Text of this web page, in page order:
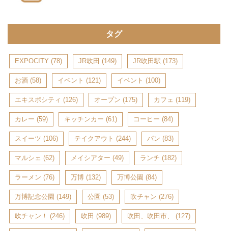
タグ
EXPOCITY (78) JR吹田 (149) JR吹田駅 (173)
お酒 (58) イベント (121) イベント (100)
エキスポシティ (126) オープン (175) カフェ (119)
カレー (59) キッチンカー (61) コーヒー (84)
スイーツ (106) テイクアウト (244) パン (83)
マルシェ (62) メイシアター (49) ランチ (182)
ラーメン (76) 万博 (132) 万博公園 (84)
万博記念公園 (149) 公園 (53) 吹チャン (276)
吹チャン！ (246) 吹田 (989) 吹田、吹田市、 (127)